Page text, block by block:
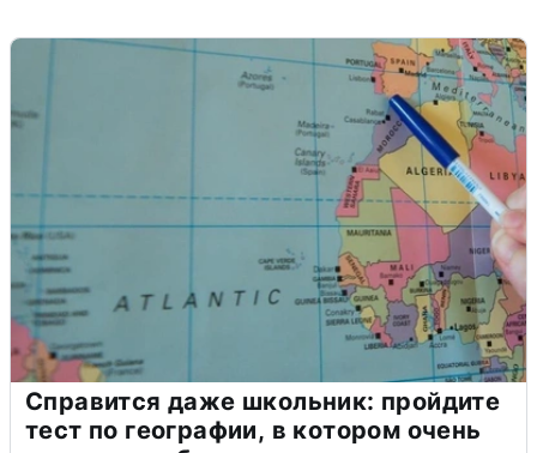
Справится даже школьник: пройдите
тест по географии, в котором очень